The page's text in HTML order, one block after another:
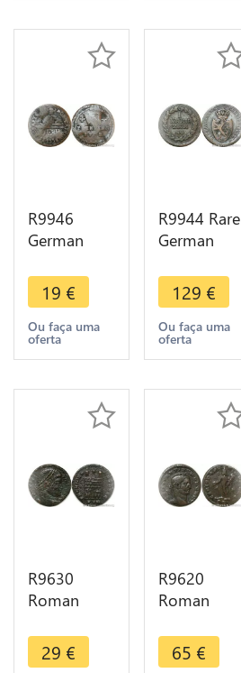
Offer
R9946
German
Münster 6
Pfennig
1762 ->
Make Offer
19 €
Ou faça uma
oferta
R9944 Rare
German
Nassau
Kreuzer
Friedrich
August
1808 L
129 €
Ou faça uma
oferta
R9630
Roman
Nummus
Constantine
29 €
R9620
Roman
Follis
Nummus
65 €